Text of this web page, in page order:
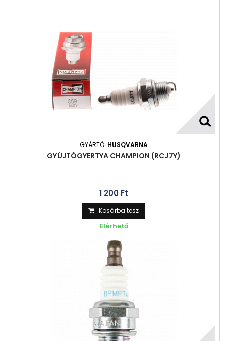
GYÁRTÓ: HUSQVARNA
GYÚJTÓGYERTYA CHAMPION (RCJ7Y)
1 200 Ft‎
Kosárba tesz
Elérhető